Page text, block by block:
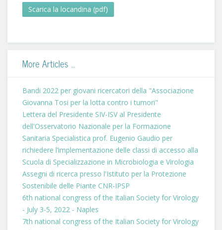
Scarica la locandina (pdf)
More Articles ...
Bandi 2022 per giovani ricercatori della "Associazione
Giovanna Tosi per la lotta contro i tumori"
Lettera del Presidente SIV-ISV al Presidente
dell'Osservatorio Nazionale per la Formazione
Sanitaria Specialistica prof. Eugenio Gaudio per
richiedere l’implementazione delle classi di accesso alla
Scuola di Specializzazione in Microbiologia e Virologia
Assegni di ricerca presso l'Istituto per la Protezione
Sostenibile delle Piante CNR-IPSP
6th national congress of the Italian Society for Virology
- July 3-5, 2022 - Naples
7th national congress of the Italian Society for Virology